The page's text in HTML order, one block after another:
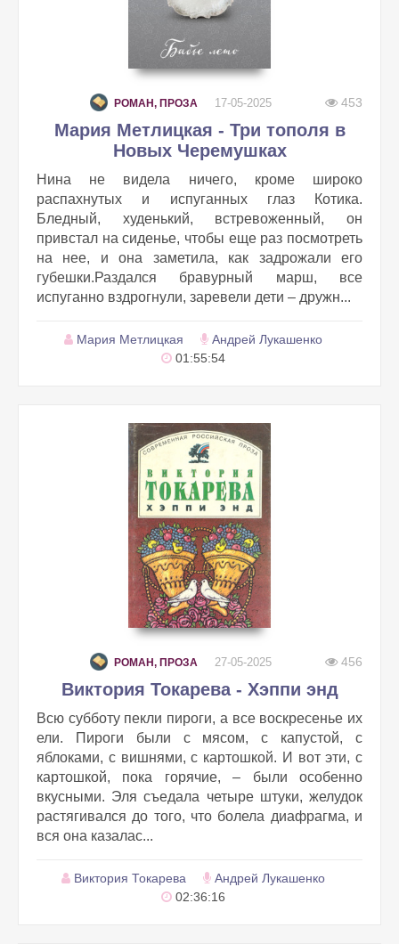
РОМАН, ПРОЗА 17-05-2025 453
Мария Метлицкая - Три тополя в
Новых Черемушках
Нина не видела ничего, кроме широко
распахнутых и испуганных глаз Котика.
Бледный, худенький, встревоженный, он
привстал на сиденье, чтобы еще раз посмотреть
на нее, и она заметила, как задрожали его
губешки.Раздался бравурный марш, все
испуганно вздрогнули, заревели дети – дружн...
Мария Метлицкая
Андрей Лукашенко
01:55:54
РОМАН, ПРОЗА 27-05-2025 456
Виктория Токарева - Хэппи энд
Всю субботу пекли пироги, а все воскресенье их
ели. Пироги были с мясом, с капустой, с
яблоками, с вишнями, с картошкой. И вот эти, с
картошкой, пока горячие, – были особенно
вкусными. Эля съедала четыре штуки, желудок
растягивался до того, что болела диафрагма, и
вся она казалас...
Виктория Токарева
Андрей Лукашенко
02:36:16